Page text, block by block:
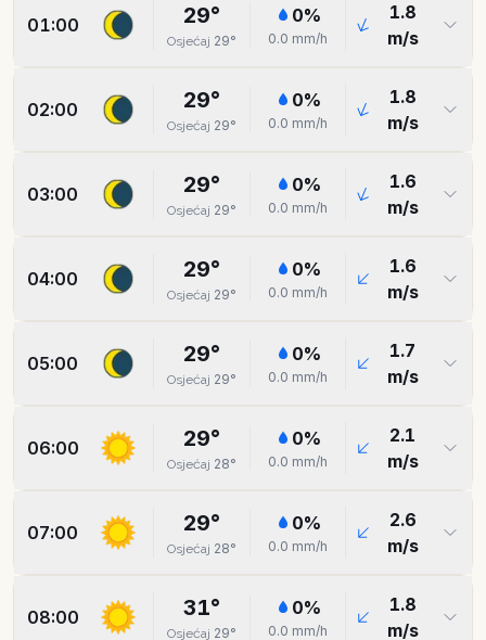
01:00 29°
Osjećaj 29°
0%
0.0 mm/h
1.8
m/s
02:00 29°
Osjećaj 29°
0%
0.0 mm/h
1.8
m/s
03:00 29°
Osjećaj 29°
0%
0.0 mm/h
1.6
m/s
04:00 29°
Osjećaj 29°
0%
0.0 mm/h
1.6
m/s
05:00 29°
Osjećaj 29°
0%
0.0 mm/h
1.7
m/s
06:00 29°
Osjećaj 28°
0%
0.0 mm/h
2.1
m/s
07:00 29°
Osjećaj 28°
0%
0.0 mm/h
2.6
m/s
08:00 31°
Osjećaj 29°
0%
0.0 mm/h
1.8
m/s